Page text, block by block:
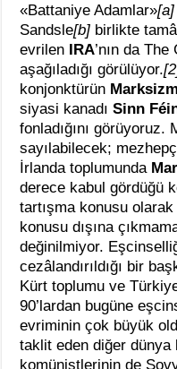
«Battaniye Adamlar»[a]
Sandsle[b] birlikte
evrilen IRA’nın da
aşağıladığı görülüyor.
konjonktürün
siyasi kanadıSinn
fonladığını görüyoruz.
sayılabilecek;
İrlanda toplumunda
derece kabul gördüğü
tartışma konusu
konusu dışına
değinilmiyor.
cezâlandırıldığı bir
Kürt toplumu ve
90’lardan bugüne
evriminin çok büyük
taklit eden diğer dünya
komünistlerinin de